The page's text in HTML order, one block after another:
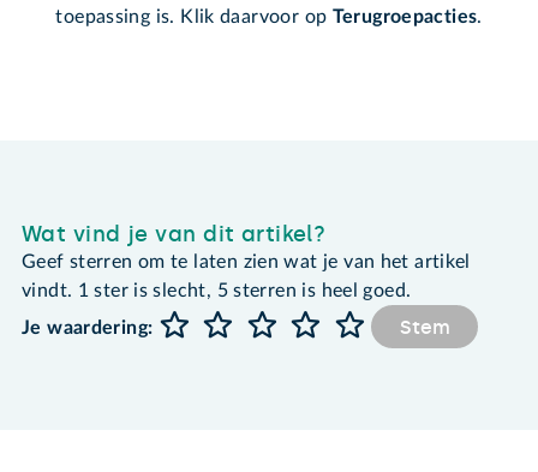
toepassing is. Klik daarvoor op Terugroepacties.
Wat vind je van dit artikel?
Geef sterren om te laten zien wat je van het artikel
vindt. 1 ster is slecht, 5 sterren is heel goed.
Je waardering:
Stem